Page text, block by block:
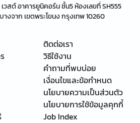
เวสต์ อาคารยูนิคอร์น ชั้น5 ห้องเลขที่ SH555
งจาก เขตพระโขนง กรุงเทพ 10260
ติดต่อเรา
วิธีใช้งาน
คำถามที่พบบ่อย
เงื่อนไขและข้อกำหนด
นโยบายความเป็นส่วนตัว
นโยบายการใช้ข้อมูลคุกกี้
Job Index